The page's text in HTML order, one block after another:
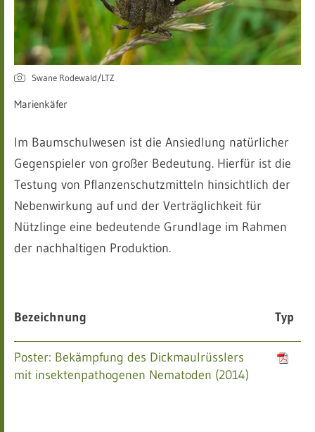
Swane Rodewald/LTZ
Marienkäfer
Im Baumschulwesen ist die Ansiedlung natürlicher
Gegenspieler von großer Bedeutung. Hierfür ist die
Testung von Pflanzenschutzmitteln hinsichtlich der
Nebenwirkung auf und der Verträglichkeit für
Nützlinge eine bedeutende Grundlage im Rahmen
der nachhaltigen Produktion.
Bezeichnung Typ
Poster: Bekämpfung des Dickmaulrüsslers
mit insektenpathogenen Nematoden (2014)